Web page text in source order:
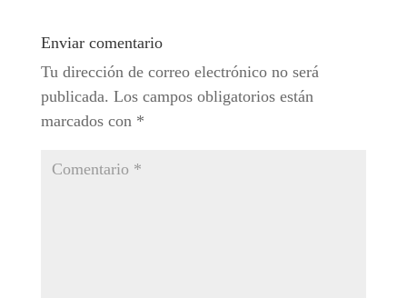
Enviar comentario
Tu dirección de correo electrónico no será
publicada. Los campos obligatorios están
marcados con *